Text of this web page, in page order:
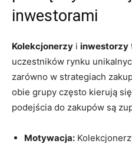
inwestorami
Kolekcjonerzy i inwestorzy
uczestników rynku
zarówno w strategiach
obie grupy często kierują
podejścia do zakupów są
Motywacja: